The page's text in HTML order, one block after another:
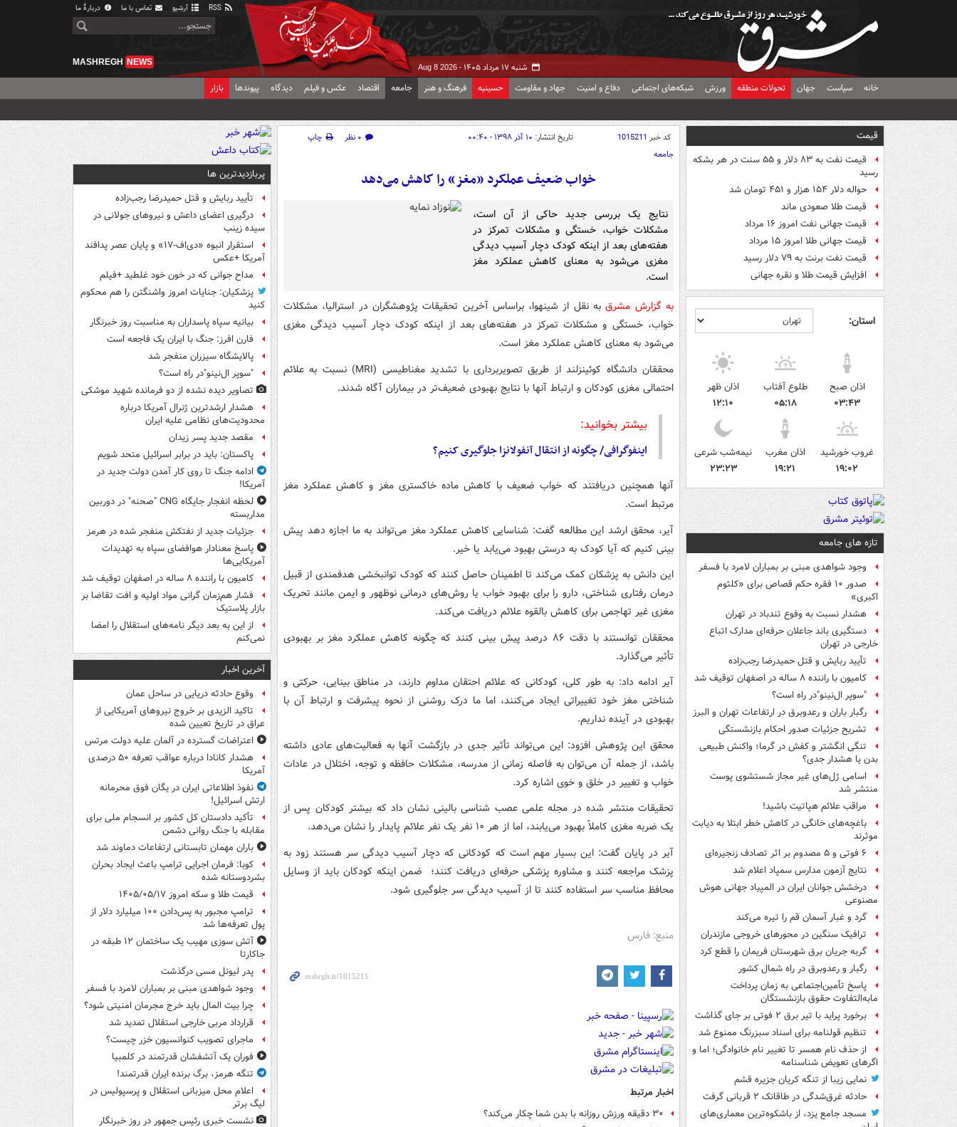
آرشیو تماس با ما دربارهٔ ما
شنبه ۱۷ مرداد ۱۴۰۵ - Aug 8 2026
MASHREGH NEWS
خانه سیاست جهان تحولات منطقه ورزش شبکه‌های اجتماعی دفاع و امنیت جهاد و مقاومت حسینیه فرهنگ و هنر جامعه اقتصاد عکس و فیلم دیدگاه پیوندها بازار
قیمت
قیمت نفت به ۸۳ دلار و ۵۵ سنت در هر بشکه
رسید
حواله دلار ۱۵۴ هزار و ۴۵۱ تومان شد
قیمت طلا صعودی ماند
قیمت جهانی نفت امروز ۱۶ مرداد
قیمت جهانی طلا امروز ۱۵ مرداد
قیمت نفت برنت به ۷۹ دلار رسید
افزایش قیمت طلا و نقره جهانی
استان:
اذان صبح
۰۳:۴۳
طلوع آفتاب
۰۵:۱۸
اذان ظهر
۱۲:۱۰
غروب خورشید
۱۹:۰۲
اذان مغرب
۱۹:۲۱
نیمه‌شب شرعی
۲۳:۲۳
تازه های جامعه
وجود شواهدی مبنی بر بمباران لامرد با فسفر
صدور ۱۰ فقره حکم قصاص برای «کلثوم
اکبری»
هشدار نسبت به وفوع تندباد در تهران
دستگیری باند جاعلان حرفه‌ای مدارک اتباع
خارجی در تهران
تأیید ربایش و قتل حمیدرضا رجب‌زاده
کامیون با راننده ۸ ساله در اصفهان توقیف شد
"سوپر ال‌نینو"در راه است؟
رگبار باران و رعدوبرق در ارتفاعات تهران و البرز
تشریح جزئیات صدور احکام بازنشستگی
تنگی انگشتر و کفش در گرما؛ واکنش طبیعی
بدن یا هشدار جدی؟
اسامی ژل‌های غیر مجاز شستشوی پوست
منتشر شد
مراقب علائم هپاتیت باشید!
باغچه‌های خانگی در کاهش خطر ابتلا به دیابت
موثرند
۶ فوتی و ۵ مصدوم بر اثر تصادف زنجیره‌ای
نتایج آزمون مدارس سمپاد اعلام شد
درخشش جوانان ایران در المپیاد جهانی هوش
مصنوعی
گرد و غبار آسمان قم را تیره می‌کند
ترافیک سنگین در محورهای خروجی مازندران
گربه جریان برق شهرستان فریمان را قطع کرد
رگبار و رعدوبرق در راه شمال کشور
پاسخ تأمین‌اجتماعی به زمان پرداخت
مابه‌التفاوت حقوق بازنشستگان
برخورد پراید با تیر برق ۲ فوتی بر جای گذاشت
تنظیم قولنامه برای اسناد سبزرنگ ممنوع شد
از حذف نام همسر تا تغییر نام خانوادگی؛ اما و
اگرهای تعویض شناسنامه
نمایی زیبا از تنگه کریان جزیره قشم
حادثه غرق‌شدگی در طاقانک ۲ قربانی گرفت
مسجد جامع یزد، از باشکوه‌ترین معماری‌های
کد خبر 1015211 تاریخ انتشار: ۱۰ آذر ۱۳۹۸ - ۰۰:۴۰ ۰ نظر
چاپ
جامعه
خواب ضعیف عملکرد «مغز» را کاهش می‌دهد
نتایج یک بررسی جدید حاکی از آن است،
مشکلات خواب، خستگی و مشکلات تمرکز در
هفته‌های بعد از اینکه کودک دچار آسیب دیدگی
مغزی می‌شود به معنای کاهش عملکرد مغز
است.
به گزارش مشرقبه نقل از شینهوا، براساس آخرین تحقیقات پژوهشگران در استرالیا، مشکلات
خواب، خستگی و مشکلات تمرکز در هفته‌های بعد از اینکه کودک دچار آسیب دیدگی مغزی
می‌شود به معنای کاهش عملکرد مغز است.
محققان دانشگاه کوئینزلند از طریق تصویربرداری با تشدید مغناطیسی (MRI) نسبت به علائم
احتمالی مغزی کودکان و ارتباط آنها با نتایج بهبودی ضعیف‌تر در بیماران آگاه شدند.
بیشتر بخوانید:
اینفوگرافی/ چگونه از انتقال آنفولانزا جلوگیری کنیم؟
آنها همچنین دریافتند که خواب ضعیف با کاهش ماده خاکستری مغز و کاهش عملکرد مغز
مرتبط است.
آیر، محقق ارشد این مطالعه گفت: شناسایی کاهش عملکرد مغز می‌تواند به ما اجازه دهد پیش
بینی کنیم که آیا کودک به درستی بهبود می‌یابد یا خیر.
این دانش به پزشکان کمک می‌کند تا اطمینان حاصل کنند که کودک توانبخشی هدفمندی از قبیل
درمان رفتاری شناختی، دارو را برای بهبود خواب یا روش‌های درمانی نوظهور و ایمن مانند تحریک
مغزی غیر تهاجمی برای کاهش بالقوه علائم دریافت می‌کند.
محققان توانستند با دقت ۸۶ درصد پیش بینی کنند که چگونه کاهش عملکرد مغز بر بهبودی
تأثیر می‌گذارد.
آیر ادامه داد: به طور کلی، کودکانی که علائم احتقان مداوم دارند، در مناطق بینایی، حرکتی و
شناختی مغز خود تغییراتی ایجاد می‌کنند، اما ما درک روشنی از نحوه پیشرفت و ارتباط آن با
بهبودی در آینده نداریم.
محقق این پژوهش افزود: این می‌تواند تأثیر جدی در بازگشت آنها به فعالیت‌های عادی داشته
باشد، از جمله آن می‌توان به فاصله زمانی از مدرسه، مشکلات حافظه و توجه، اختلال در عادات
خواب و تغییر در خلق و خوی اشاره کرد.
تحقیقات منتشر شده در مجله علمی عصب شناسی بالینی نشان داد که بیشتر کودکان پس از
یک ضربه مغزی کاملاً بهبود می‌یابند، اما از هر ۱۰ نفر یک نفر علائم پایدار را نشان می‌دهد.
آیر در پایان گفت: این بسیار مهم است که کودکانی که دچار آسیب دیدگی سر هستند زود به
پزشک مراجعه کنند و مشاوره پزشکی حرفه‌ای دریافت کنند؛ ضمن اینکه کودکان باید از وسایل
محافظ مناسب سر استفاده کنند تا از آسیب دیدگی سر جلوگیری شود.
منبع: فارس
اخبار مرتبط
۳۰ دقیقه ورزش روزانه با بدن شما چکار می‌کند؟
پربازدیدترین ها
تأیید ربایش و قتل حمیدرضا رجب‌زاده
درگیری اعضای داعش و نیروهای جولانی در
سیده زینب
استقرار انبوه «دی‌اف‑۱۷» و پایان عصر پدافند
آمریکا +عکس
مداح جوانی که در خون خود غلطید +فیلم
پزشکیان: جنایات امروز واشنگتن را هم محکوم
کنید
بیانیه سپاه پاسداران به مناسبت روز خبرنگار
فارن افرز: جنگ با ایران یک فاجعه است
پالایشگاه سیزران منفجر شد
"سوپر ال‌نینو"در راه است؟
تصاویر دیده‌ نشده از دو فرمانده شهید موشکی
هشدار ارشدترین ژنرال آمریکا درباره
محدودیت‌های نظامی علیه ایران
مقصد جدید پسر زیدان
پاکستان: باید در برابر اسرائیل متحد شویم
ادامه جنگ تا روی کار آمدن دولت جدید در
آمریکا!
لحظه انفجار جایگاه CNG "صحنه" در دوربین
مداربسته
جزئیات جدید از نفتکش منفجر شده در هرمز
پاسخ معنادار هوافضای سپاه به تهدیدات
آمریکایی‌ها
کامیون با راننده ۸ ساله در اصفهان توقیف شد
فشار هم‌زمان گرانی مواد اولیه و افت تقاضا بر
بازار پلاستیک
از این به بعد دیگر نامه‌های استقلال را امضا
نمی‌کنم
آخرین اخبار
وقوع حادثه دریایی در ساحل عمان
تاکید الزیدی بر خروج نیروهای آمریکایی از
عراق در تاریخ تعیین شده
اعتراضات گسترده در آلمان علیه دولت مرتس
هشدار کانادا درباره عواقب تعرفه ۵۰ درصدی
آمریکا
نفوذ اطلاعاتی ایران در یگان فوق محرمانه
ارتش اسرائیل!
تأکید دادستان کل کشور بر انسجام ملی برای
مقابله با جنگ روانی دشمن
باران مهمان تابستانی ارتفاعات دماوند شد
کوبا: فرمان اجرایی ترامپ باعث ایجاد بحران
بشردوستانه شده
قیمت طلا و سکه امروز ۱۴۰۵/۰۵/۱۷
ترامپ مجبور به پس‌دادن ۱۰۰ میلیارد دلار از
پول تعرفه‌ها شد
آتش سوزی مهیب یک ساختمان ۱۲ طبقه در
جاکارتا
پدر لیونل مسی درگذشت
وجود شواهدی مبنی بر بمباران لامرد با فسفر
چرا بیت المال باید خرج مجرمان امنیتی شود؟
قرارداد مربی خارجی استقلال تمدید شد
ماجرای تصویب کنوانسیون خزر چیست؟
فوران یک آتشفشان قدرتمند در کلمبیا
تنگه هرمز، برگ برنده ایران قدرتمند!
اعلام محل میزبانی استقلال و پرسپولیس در
لیگ برتر
نشست خبری رئیس جمهور در روز خبرنگار